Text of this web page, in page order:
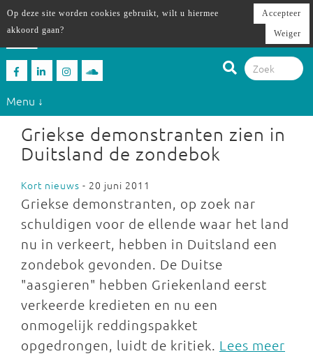
Menu ↓
Griekse demonstranten zien in
Duitsland de zondebok
Kort nieuws - 20 juni 2011
Griekse demonstranten, op zoek nar
schuldigen voor de ellende waar het land
nu in verkeert, hebben in Duitsland een
zondebok gevonden. De Duitse
"aasgieren" hebben Griekenland eerst
verkeerde kredieten en nu een
onmogelijk reddingspakket
opgedrongen, luidt de kritiek. Lees meer
Op deze site worden cookies gebruikt, wilt u hiermee
akkoord gaan?
Accepteer
Weiger